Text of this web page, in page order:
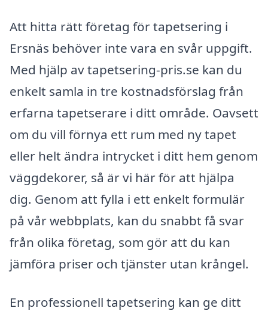
Att hitta rätt företag för tapetsering i
Ersnäs behöver inte vara en svår uppgift.
Med hjälp av tapetsering-pris.se kan du
enkelt samla in tre kostnadsförslag från
erfarna tapetserare i ditt område. Oavsett
om du vill förnya ett rum med ny tapet
eller helt ändra intrycket i ditt hem genom
väggdekorer, så är vi här för att hjälpa
dig. Genom att fylla i ett enkelt formulär
på vår webbplats, kan du snabbt få svar
från olika företag, som gör att du kan
jämföra priser och tjänster utan krångel.
En professionell tapetsering kan ge ditt